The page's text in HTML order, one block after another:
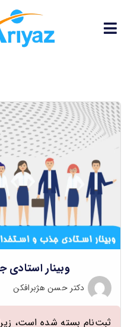
وبینار
دکتر حسن هژبرافکن
ثبت‌نام بسته شده است،